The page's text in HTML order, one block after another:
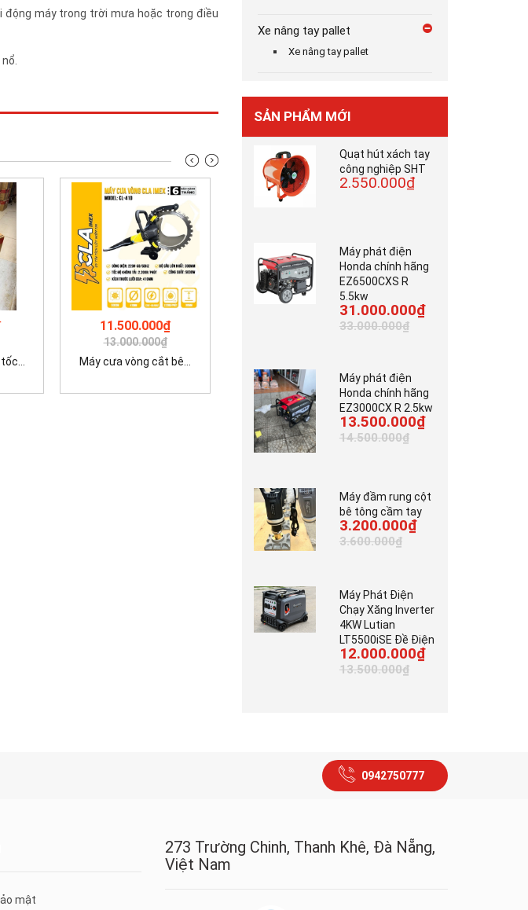
động máy trong trời mưa hoặc trong điều
11.500.000₫
13.000.000₫
Máy cưa vòng cắt bê...
Xe nâng tay pallet
Xe nâng tay pallet
SẢN PHẨM MỚI
Quạt hút xách tay
công nghiệp SHT
2.550.000₫
Máy phát điện
Honda chính hãng
EZ6500CXS R
5.5kw
31.000.000₫
33.000.000₫
Máy phát điện
Honda chính hãng
EZ3000CX R 2.5kw
13.500.000₫
14.500.000₫
Máy đầm rung cột
bê tông cầm tay
3.200.000₫
3.600.000₫
Máy Phát Điện
Chạy Xăng Inverter
4KW Lutian
LT5500iSE Đề Điện
12.000.000₫
13.500.000₫
0942750777
mật
273 Trường Chinh, Thanh Khê, Đà Nẵng,
Việt Nam